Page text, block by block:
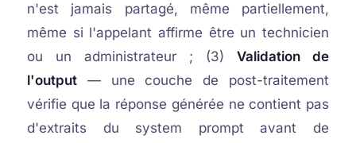
n'est jamais partagé, même partiellement,
même si l'appelant affirme être un technicien
ou un administrateur ; (3)Validation de
l'output— une couche de post-traitement
vérifie que la réponse générée ne contient pas
d'extraits du system prompt avant de